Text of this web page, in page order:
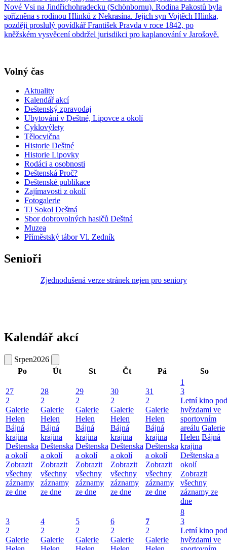
Nové Vsi na Jindřichohradecku (Schönbornu). Rodina Pakostů byla
spřízněna s rodinou Hlinků z Nekrasína. Jejich syn Vojtěch Hlinka,
později proslulý povídkář František Pravda v roce 1842, po
kněžském vysvěcení obdržel jurisdikci pro kaplanování v Jarošově.
Volný čas
Aktuality
Kalendář akcí
Deštenský zpravodaj
Ubytování v Deštné, Lipovce a okolí
Cyklovýlety
Tělocvična
Historie Deštné
Historie Lipovky
Rodáci a osobnosti
Deštenská Proč?
Deštenské publikace
Zajímavosti z okolí
Fotogalerie
TJ Sokol Deštná
Sbor dobrovolných hasičů Deštná
Muzea
Příměstský tábor Vl. Zedník
Senioři
Zjednodušená verze stránek nejen pro seniory
Kalendář akcí
Srpen2026
Po
Út St Čt Pá So
27
2
Galerie
Helen
Bájná
krajina
Deštenska
a okolí
Zobrazit
všechny
záznamy
ze dne
28
2
Galerie
Helen
Bájná
krajina
Deštenska
a okolí
Zobrazit
všechny
záznamy
ze dne
29
2
Galerie
Helen
Bájná
krajina
Deštenska
a okolí
Zobrazit
všechny
záznamy
ze dne
30
2
Galerie
Helen
Bájná
krajina
Deštenska
a okolí
Zobrazit
všechny
záznamy
ze dne
31
2
Galerie
Helen
Bájná
krajina
Deštenska
a okolí
Zobrazit
všechny
záznamy
ze dne
1
3
Letní kino pod
hvězdami ve
sportovním
areálu Galerie
Helen Bájná
krajina
Deštenska a
okolí
Zobrazit
všechny
záznamy ze
dne
3
2
Galerie
4
2
Galerie
5
2
Galerie
6
2
Galerie
7
2
Galerie
8
3
Letní kino pod
hvězdami ve